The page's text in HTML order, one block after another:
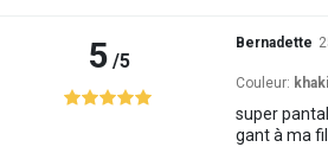
5/5
Bernadette
Couleur: khaki
super
gant à ma